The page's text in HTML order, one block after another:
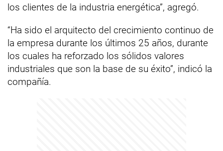
los clientes de la industria energética”, agregó.
“Ha sido el arquitecto del crecimiento continuo de
la empresa durante los últimos 25 años, durante
los cuales ha reforzado los sólidos valores
industriales que son la base de su éxito”, indicó la
compañía.